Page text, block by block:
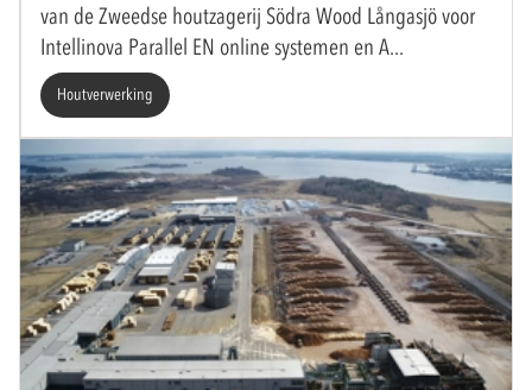
van de Zweedse houtzagerij Södra Wood Långasjö voor
Intellinova Parallel EN online systemen en A
Houtverwerking